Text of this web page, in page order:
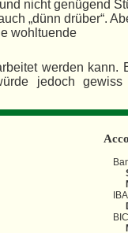
nicht genügend
„dünn drüber“.
wohltuende
werden kann.
jedoch gewiss
BIC